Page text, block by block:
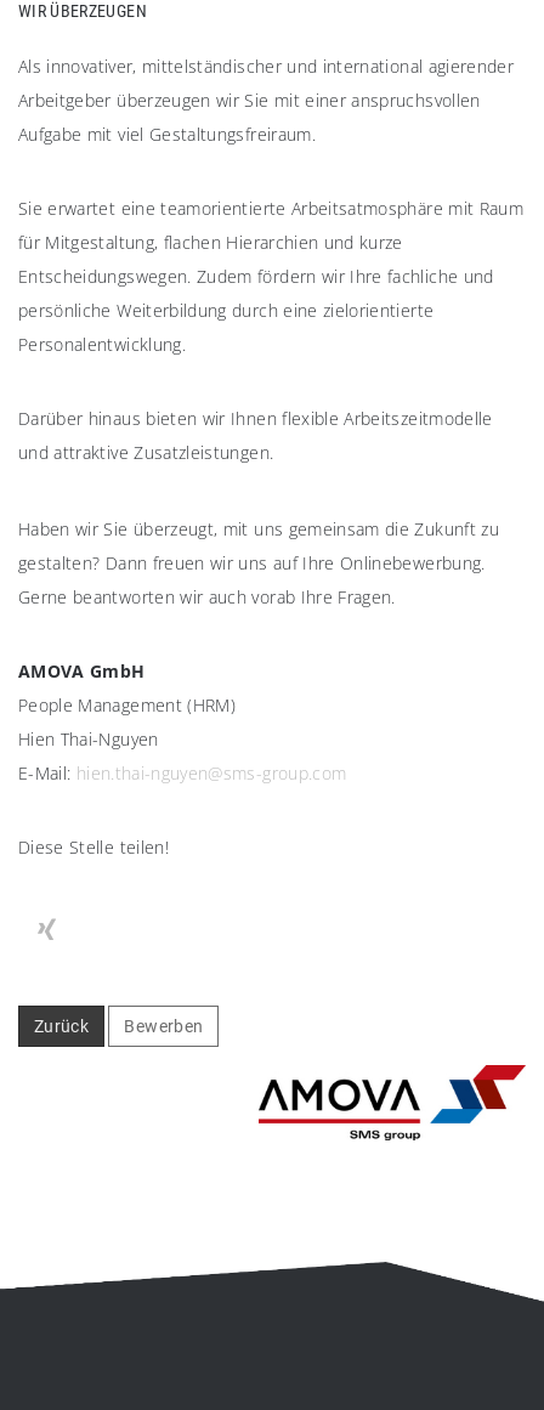
WIR ÜBERZEUGEN​
Als innovativer, mittelständischer und international agierender
Arbeitgeber überzeugen wir Sie mit einer anspruchsvollen
Aufgabe mit viel Gestaltungsfreiraum.
Sie erwartet eine teamorientierte Arbeitsatmosphäre mit Raum
für Mitgestaltung, flachen Hierarchien und kurze
Entscheidungswegen. Zudem fördern wir Ihre fachliche und
persönliche Weiterbildung durch eine zielorientierte
Personalentwicklung.
Darüber hinaus bieten wir Ihnen flexible Arbeitszeitmodelle
und attraktive Zusatzleistungen.
Haben wir Sie überzeugt, mit uns gemeinsam die Zukunft zu
gestalten? Dann freuen wir uns auf Ihre Onlinebewerbung.
Gerne beantworten wir auch vorab Ihre Fragen.
AMOVA GmbH
People Management (HRM)
Hien Thai-Nguyen
E-Mail: hien.thai-nguyen@sms-group.com
Diese Stelle teilen!
Zurück Bewerben